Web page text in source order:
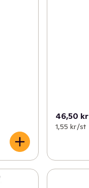
46,50 kr
1,55 kr /st